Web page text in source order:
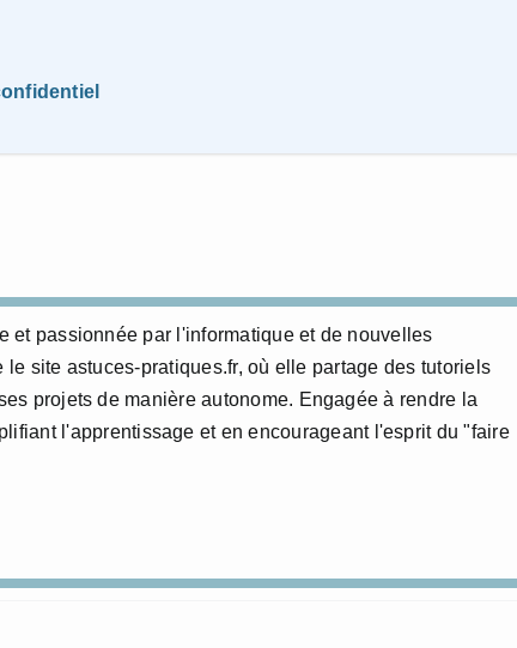
et passionnée par l'informatique et de nouvelles
site astuces-pratiques.fr, où elle partage des tutoriels
projets de manière autonome. Engagée à rendre la
l'apprentissage et en encourageant l'esprit du "faire